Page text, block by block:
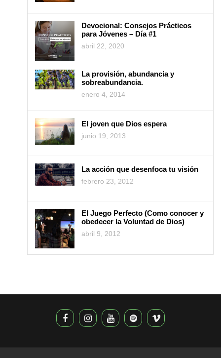
Devocional: Consejos Prácticos
para Jóvenes – Día #1
abril 22, 2020
La provisión, abundancia y
sobreabundancia.
enero 4, 2014
El joven que Dios espera
junio 19, 2013
La acción que desenfoca tu visión
febrero 23, 2012
El Juego Perfecto (Como conocer y
obedecer la Voluntad de Dios)
abril 9, 2012